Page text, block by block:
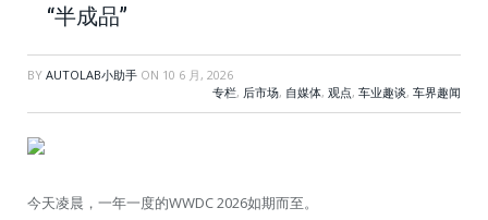
“半成品”
BY AUTOLAB小助手 ON 10 6 月, 2026
专栏, 后市场, 自媒体, 观点, 车业趣谈, 车界趣闻
今天凌晨，一年一度的WWDC 2026如期而至。